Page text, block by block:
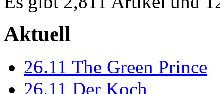
Aktuell
26.11 The Green Prince
26.11 Der Koch